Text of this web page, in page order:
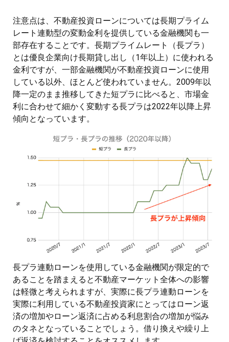
注意点は、不動産投資ローンについては長期プライム
レート連動型の変動金利を提供している金融機関も一
部存在することです。長期プライムレート（長プラ）
とは優良企業向け長期貸し出し（1年以上）に使われる
金利ですが、一部金融機関が不動産投資ローンに使用
している以外、ほとんど使われていません。2009年以
降一定のまま推移してきた短プラに比べると、市場金
利に合わせて細かく変動する長プラは2022年以降上昇
傾向となっています。
長プラ連動ローンを使用している金融機関が限定的で
あることを踏まえると不動産マーケット全体への影響
は軽微と考えられますが、実際に長プラ連動ローンを
実際に利用している不動産投資家にとってはローン返
済の増加やローン返済に占める利息割合の増加が悩み
のタネとなっていることでしょう。借り換えや繰り上